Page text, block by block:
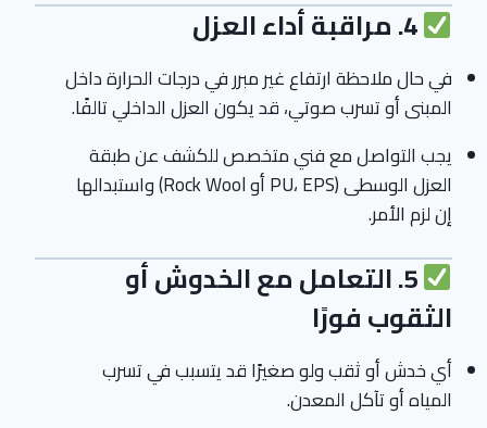
4. مراقبة أداء العزل
في حال ملاحظة ارتفاع غير مبرر في درجات الحرارة داخل
المبنى أو تسرب صوتي، قد يكون العزل الداخلي تالفًا.
يجب التواصل مع فني متخصص للكشف عن طبقة
العزل الوسطى (PU، EPS أو Rock Wool) واستبدالها
إن لزم الأمر.
5. التعامل مع الخدوش أو
الثقوب فورًا
أي خدش أو ثقب ولو صغيرًا قد يتسبب في تسرب
المياه أو تآكل المعدن.